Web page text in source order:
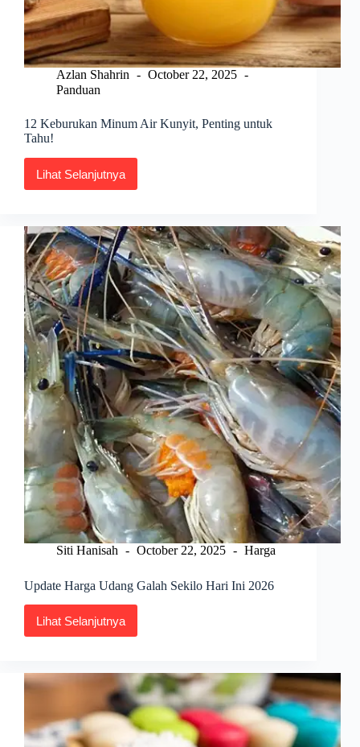
Azlan Shahrin
October 22, 2025
Panduan
12 Keburukan Minum Air Kunyit, Penting untuk
Tahu!
Lihat Selanjutnya
12
Keburukan
Kunyit,
Penting
untuk
Tahu!
Siti Hanisah October 22, 2025 Harga
Update Harga Udang Galah Sekilo Hari Ini 2026
Lihat Selanjutnya
Update
Harga
Sekilo
2026